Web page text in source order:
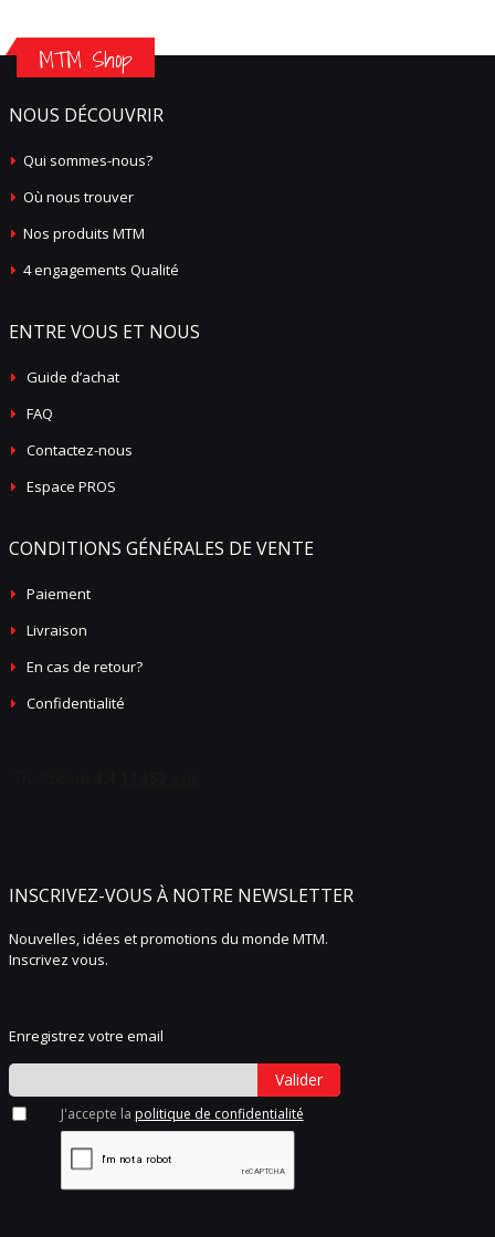
MTM Shop
NOUS DÉCOUVRIR
Qui sommes-nous?
Où nous trouver
Nos produits MTM
4 engagements Qualité
ENTRE VOUS ET NOUS
Guide d’achat
FAQ
Contactez-nous
Espace PROS
CONDITIONS GÉNÉRALES DE VENTE
Paiement
Livraison
En cas de retour?
Confidentialité
INSCRIVEZ-VOUS À NOTRE NEWSLETTER
Nouvelles, idées et promotions du monde MTM.
Inscrivez vous.
Enregistrez votre email
Valider
J'accepte la politique de confidentialité